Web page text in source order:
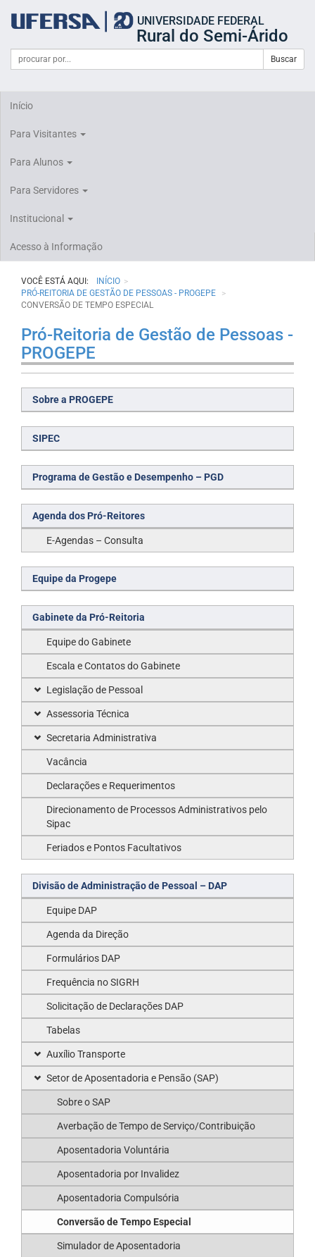
portal
UFERSA
UNIVERSIDADE FEDERAL
Rural do Semi-Árido
Formulário
Busca
Campo
de
Buscar
Início
Para Visitantes
Para Alunos
Para Servidores
Institucional
Acesso à Informação
VOCÊ ESTÁ AQUI:
INÍCIO
PRÓ-REITORIA DE GESTÃO DE PESSOAS - PROGEPE
CONVERSÃO DE TEMPO ESPECIAL
Pró-Reitoria de Gestão de Pessoas -
PROGEPE
Sobre a PROGEPE
SIPEC
Programa de Gestão e Desempenho – PGD
Agenda dos Pró-Reitores
E-Agendas – Consulta
Equipe da Progepe
Gabinete da Pró-Reitoria
Equipe do Gabinete
Escala e Contatos do Gabinete
Legislação de Pessoal
Assessoria Técnica
Secretaria Administrativa
Vacância
Declarações e Requerimentos
Direcionamento de Processos Administrativos pelo
Sipac
Feriados e Pontos Facultativos
Divisão de Administração de Pessoal – DAP
Equipe DAP
Agenda da Direção
Formulários DAP
Frequência no SIGRH
Solicitação de Declarações DAP
Tabelas
Auxílio Transporte
Setor de Aposentadoria e Pensão (SAP)
Sobre o SAP
Averbação de Tempo de Serviço/Contribuição
Aposentadoria Voluntária
Aposentadoria por Invalidez
Aposentadoria Compulsória
Conversão de Tempo Especial
Simulador de Aposentadoria